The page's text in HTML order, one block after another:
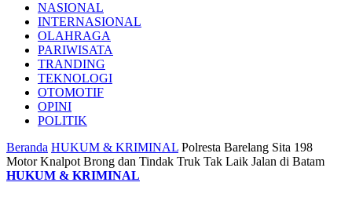
NASIONAL
INTERNASIONAL
OLAHRAGA
PARIWISATA
TRANDING
TEKNOLOGI
OTOMOTIF
OPINI
POLITIK
Beranda HUKUM & KRIMINAL Polresta Barelang Sita 198
Motor Knalpot Brong dan Tindak Truk Tak Laik Jalan di Batam
HUKUM & KRIMINAL